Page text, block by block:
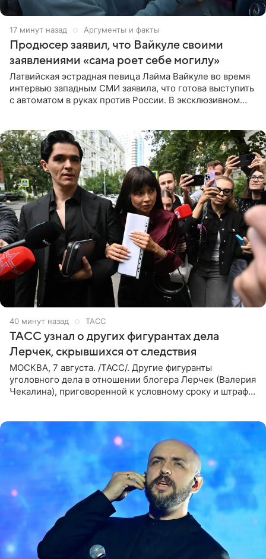
17 минут назад Аргументы и факты
Продюсер заявил, что Вайкуле своими
заявлениями «сама роет себе могилу»
Латвийская эстрадная певица Лайма Вайкуле во время
интервью западным СМИ заявила, что готова выступить
с автоматом в руках против России. В эксклюзивном
40 минут назад ТАСС
ТАСС узнал о других фигурантах дела
Лерчек, скрывшихся от следствия
МОСКВА, 7 августа. /ТАСС/. Другие фигуранты
уголовного дела в отношении блогера Лерчек (Валерия
Чекалина), приговоренной к условному сроку и штрафу,